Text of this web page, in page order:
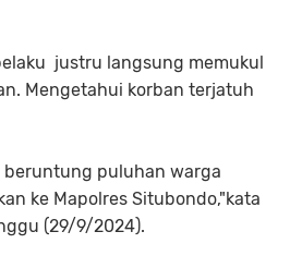
justru langsung memukul
Mengetahui korban terjatuh
beruntung puluhan warga
ke Mapolres Situbondo,"kata
(29/9/2024).